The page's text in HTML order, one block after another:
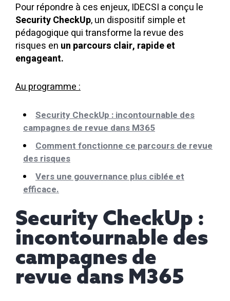
Pour répondre à ces enjeux, IDECSI a conçu le
Security CheckUp, un dispositif simple et
pédagogique qui transforme la revue des
risques en un parcours clair, rapide et
engageant.
Au programme :
Security CheckUp : incontournable des
campagnes de revue dans M365
Comment fonctionne ce parcours de revue
des risques
Vers une gouvernance plus ciblée et
efficace.
Security CheckUp :
incontournable des
campagnes de
revue dans M365